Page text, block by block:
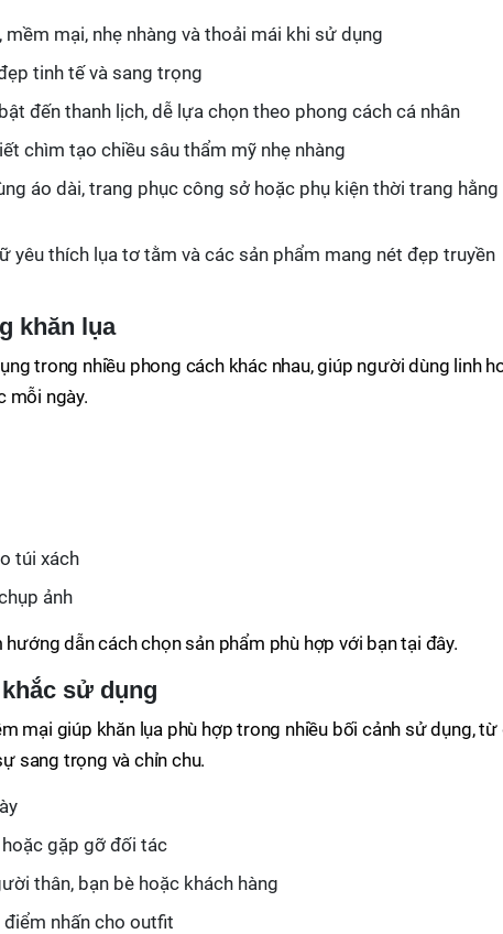
mại, nhẹ nhàng và thoải mái khi sử dụng
tinh tế và sang trọng
đến thanh lịch, dễ lựa chọn theo phong cách cá nhân
chìm tạo chiều sâu thẩm mỹ nhẹ nhàng
áo dài, trang phục công sở hoặc phụ kiện thời trang hằng
yêu thích lụa tơ tằm và các sản phẩm mang nét đẹp truyền
khăn lụa
trong nhiều phong cách khác nhau, giúp người dùng linh
mỗi ngày.
túi xách
ảnh
dẫn cách chọn sản phẩm phù hợp với bạn tại đây.
sử dụng
mại giúp khăn lụa phù hợp trong nhiều bối cảnh sử dụng, từ
sang trọng và chỉn chu.
gặp gỡ đối tác
thân, bạn bè hoặc khách hàng
điểm nhấn cho outfit